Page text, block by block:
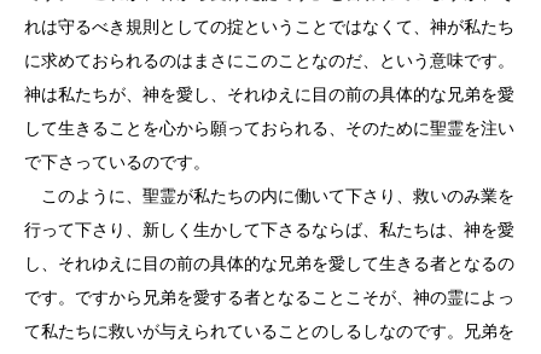
れは守るべき規則としての掟ということではなくて、神が私たち
に求めておられるのはまさにこのことなのだ、という意味です。
神は私たちが、神を愛し、それゆえに目の前の具体的な兄弟を愛
して生きることを心から願っておられる、そのために聖霊を注い
で下さっているのです。
このように、聖霊が私たちの内に働いて下さり、救いのみ業を
行って下さり、新しく生かして下さるならば、私たちは、神を愛
し、それゆえに目の前の具体的な兄弟を愛して生きる者となるの
です。ですから兄弟を愛する者となることこそが、神の霊によっ
て私たちに救いが与えられていることのしるしなのです。兄弟を